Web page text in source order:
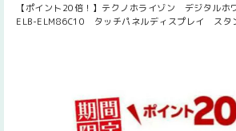
【ポイント20倍！】テクノホライゾン デジタル
ELB-ELM86C10 タッチパネルディスプレイ ス
エルモボード 電子黒板 Web会議 ミーティ